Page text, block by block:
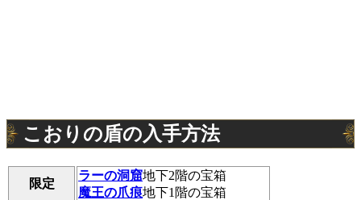
こおりの盾の入手方法
限定
ラーの洞窟地下2階の宝箱
魔王の爪痕地下1階の宝箱